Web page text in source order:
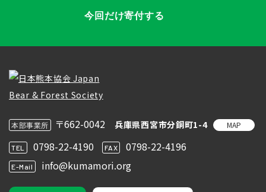
今回だけ寄付する
本部事業所 〒662-0042 兵庫県西宮市分銅町1-4 MAP
TEL 0798-22-4190 FAX 0798-22-4196
E-Mail info@kumamori.org